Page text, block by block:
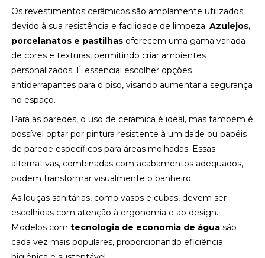
Os revestimentos cerâmicos são amplamente utilizados
devido à sua resistência e facilidade de limpeza.Azulejos,
porcelanatos e pastilhas oferecem uma gama variada
de cores e texturas, permitindo criar ambientes
personalizados. É essencial escolher opções
antiderrapantes para o piso, visando aumentar a segurança
no espaço.
Para as paredes, o uso de cerâmica é ideal, mas também é
possível optar por pintura resistente à umidade ou papéis
de parede específicos para áreas molhadas. Essas
alternativas, combinadas com acabamentos adequados,
podem transformar visualmente o banheiro.
As louças sanitárias, como vasos e cubas, devem ser
escolhidas com atenção à ergonomia e ao design.
Modelos comtecnologia de economia de água são
cada vez mais populares, proporcionando eficiência